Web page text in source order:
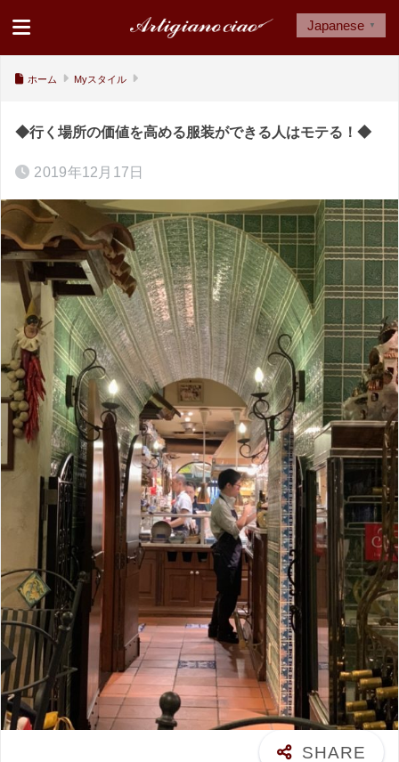
ホーム Myスタイル
◆行く場所の価値を高める服装ができる人はモテる！◆
2019年12月17日
Japanese ▼